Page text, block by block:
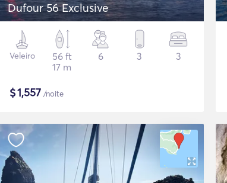
Dufour 56 Exclusive
Veleiro
56 ft
17 m
6 3 3
$1,557 /noite